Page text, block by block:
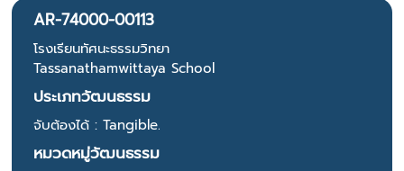
AR-74000-00113
โรงเรียนทัศนะธรรมวิทยา
Tassanathamwittaya School
ประเภทวัฒนธรรม
จับต้องได้ : Tangible.
หมวดหมู่วัฒนธรรม